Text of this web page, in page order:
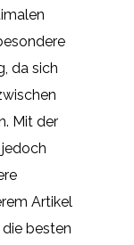
da sich
Mit der
Artikel
besten